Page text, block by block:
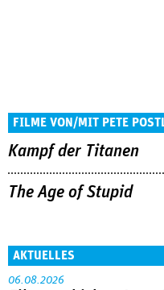
FILME VON/MIT PETE
Kampf der Titanen
The Age of Stupid
AKTUELLES
06.08.2026